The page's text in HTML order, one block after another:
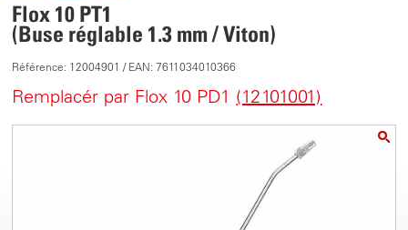
Flox 10 PT1
(Buse réglable 1.3 mm / Viton)
Référence: 12004901 / EAN: 7611034010366
Remplacér par Flox 10 PD1 (12101001)